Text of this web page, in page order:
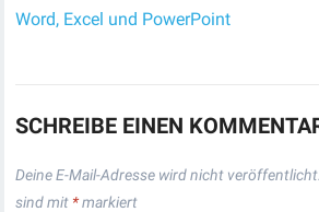
Word, Excel und PowerPoint
SCHREIBE EINEN
Deine E-Mail-Adresse wird nicht veröffentlicht.
sind mit *markiert